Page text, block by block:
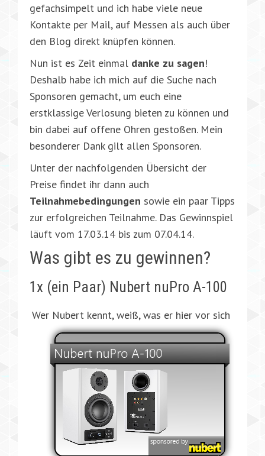
gefachsimpelt und ich habe viele neue
Kontakte per Mail, auf Messen als auch über
den Blog direkt knüpfen können.
Nun ist es Zeit einmal danke zu sagen!
Deshalb habe ich mich auf die Suche nach
Sponsoren gemacht, um euch eine
erstklassige Verlosung bieten zu können und
bin dabei auf offene Ohren gestoßen. Mein
besonderer Dank gilt allen Sponsoren.
Unter der nachfolgenden Übersicht der
Preise findet ihr dann auch
Teilnahmebedingungen sowie ein paar Tipps
zur erfolgreichen Teilnahme. Das Gewinnspiel
läuft vom 17.03.14 bis zum 07.04.14.
Was gibt es zu gewinnen?
1x (ein Paar) Nubert nuPro A-100
Wer Nubert kennt, weiß, was er hier vor sich